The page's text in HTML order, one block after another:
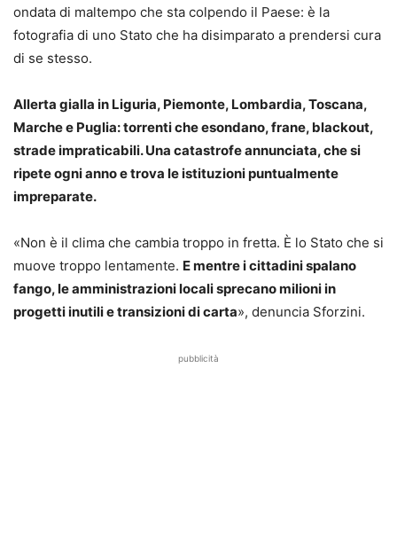
ondata di maltempo che sta colpendo il Paese: è la
fotografia di uno Stato che ha disimparato a prendersi cura
di se stesso.
Allerta gialla in Liguria, Piemonte, Lombardia, Toscana,
Marche e Puglia: torrenti che esondano, frane, blackout,
strade impraticabili. Una catastrofe annunciata, che si
ripete ogni anno e trova le istituzioni puntualmente
impreparate.
«Non è il clima che cambia troppo in fretta. È lo Stato che si
muove troppo lentamente. E mentre i cittadini spalano
fango, le amministrazioni locali sprecano milioni in
progetti inutili e transizioni di carta», denuncia Sforzini.
pubblicità